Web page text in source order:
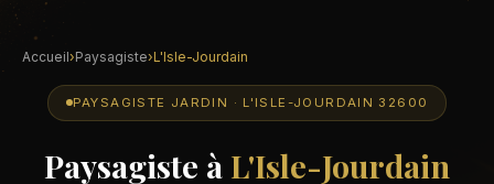
Accueil›Paysagiste›L'Isle-Jourdain
PAYSAGISTE JARDIN · L'ISLE-JOURDAIN 32600
Paysagiste à L'Isle-Jourdain